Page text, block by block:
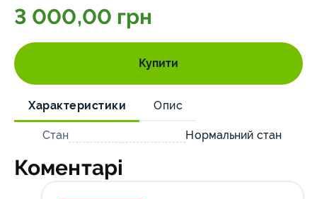
3 000,00 грн
Купити
Характеристики Опис
Стан Нормальний стан
Коментарі